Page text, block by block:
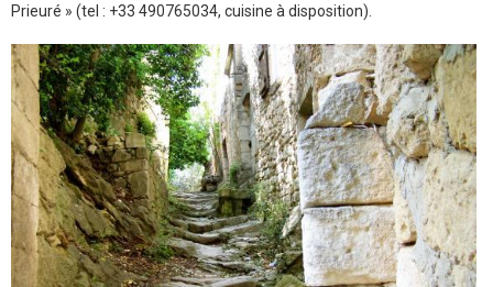
Prieuré » (tel : +33 490765034, cuisine à disposition).